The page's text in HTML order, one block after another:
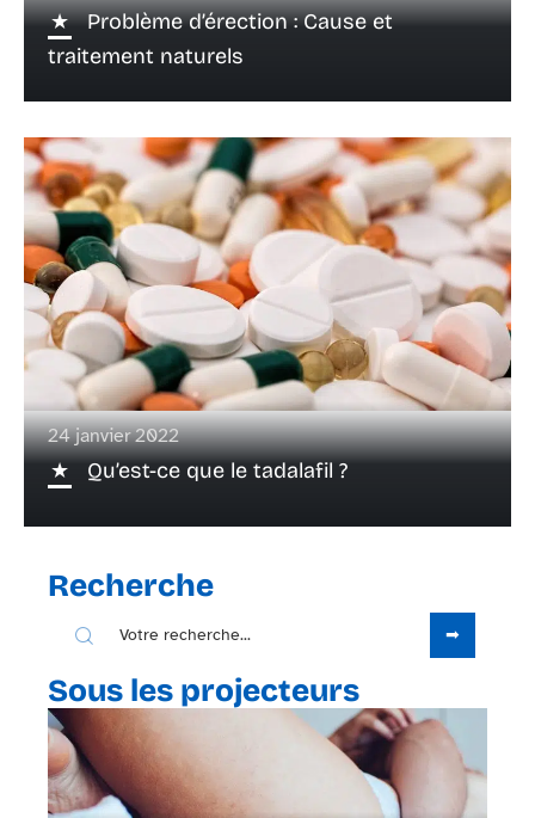
Problème d’érection : Cause et
traitement naturels
24 janvier 2022
Qu’est-ce que le tadalafil ?
Recherche
Sous les projecteurs